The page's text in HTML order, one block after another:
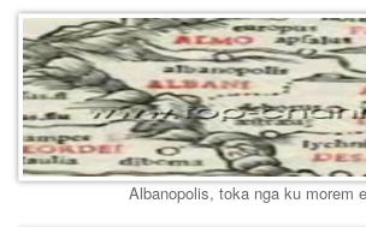
Albanopolis, toka nga ku morem